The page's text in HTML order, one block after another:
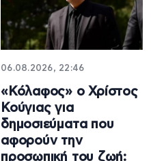
06.08.2026, 22:46
«Κόλαφος» ο Χρίστος
Κούγιας για
δημοσιεύματα που
αφορούν την
προσωπική του ζωή: